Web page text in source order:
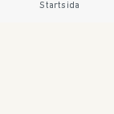
Startsida